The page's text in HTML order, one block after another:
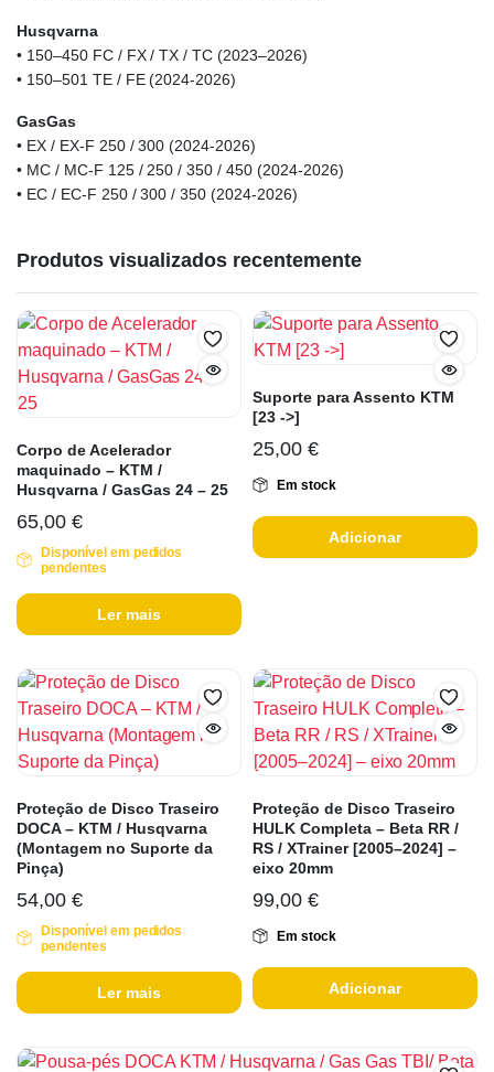
Husqvarna
• 150–450 FC / FX / TX / TC (2023–2026)
• 150–501 TE / FE (2024-2026)
GasGas
• EX / EX-F 250 / 300 (2024-2026)
• MC / MC-F 125 / 250 / 350 / 450 (2024-2026)
• EC / EC-F 250 / 300 / 350 (2024-2026)
Produtos visualizados recentemente
Corpo de Acelerador
maquinado – KTM /
Husqvarna / GasGas 24 – 25
65,00 €
Disponível em pedidos
pendentes
Ler mais
Suporte para Assento KTM
[23 ->]
25,00 €
Em stock
Adicionar
Proteção de Disco Traseiro
DOCA – KTM / Husqvarna
(Montagem no Suporte da
Pinça)
54,00 €
Disponível em pedidos
pendentes
Ler mais
Proteção de Disco Traseiro
HULK Completa – Beta RR /
RS / XTrainer [2005–2024] –
eixo 20mm
99,00 €
Em stock
Adicionar